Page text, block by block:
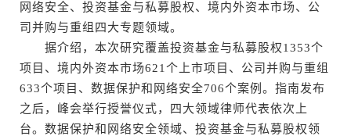
网络安全、投资基金与私募股权、境内外资本市场、公
司并购与重组四大专题领域。
据介绍，本次研究覆盖投资基金与私募股权1353个
项目、境内外资本市场621个上市项目、公司并购与重组
633个项目、数据保护和网络安全706个案例。指南发布
之后，峰会举行授誉仪式，四大领域律师代表依次上
台。数据保护和网络安全领域、投资基金与私募股权领